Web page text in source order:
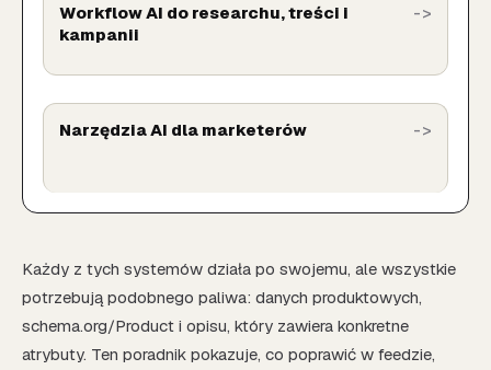
Workflow AI do researchu, treści i
kampanii
Narzędzia AI dla marketerów
Każdy z tych systemów działa po swojemu, ale wszystkie
potrzebują podobnego paliwa: danych produktowych,
schema.org/Product i opisu, który zawiera konkretne
atrybuty. Ten poradnik pokazuje, co poprawić w feedzie,